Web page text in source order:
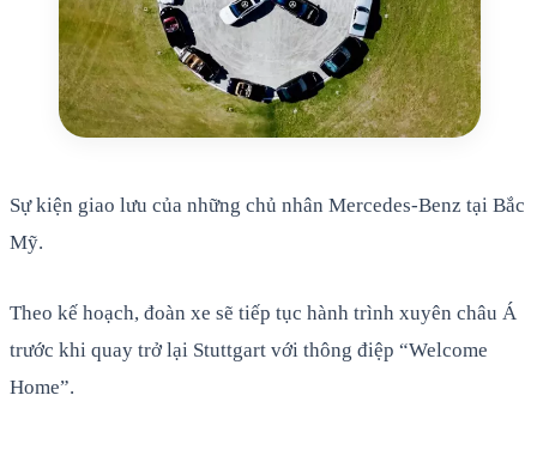
Sự kiện giao lưu của những chủ nhân Mercedes-Benz tại Bắc
Mỹ.
Theo kế hoạch, đoàn xe sẽ tiếp tục hành trình xuyên châu Á
trước khi quay trở lại Stuttgart với thông điệp “Welcome
Home”.